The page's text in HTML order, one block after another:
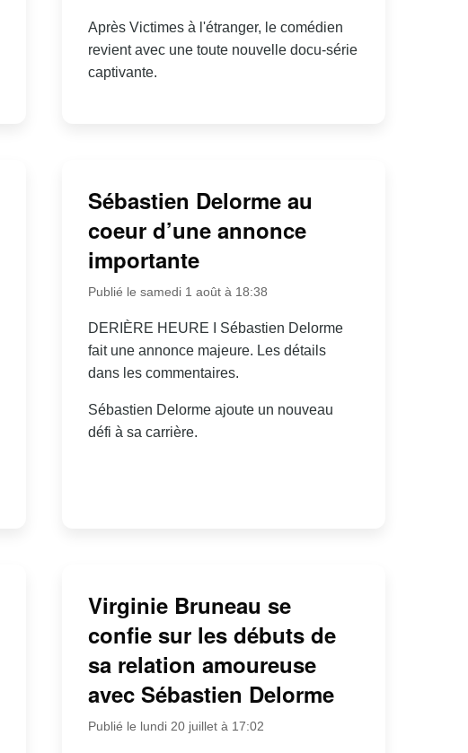
Après Victimes à l'étranger, le comédien
revient avec une toute nouvelle docu-série
captivante.
Sébastien Delorme au
coeur d’une annonce
importante
Publié le samedi 1 août à 18:38
DERIÈRE HEURE I Sébastien Delorme
fait une annonce majeure. Les détails
dans les commentaires.
Sébastien Delorme ajoute un nouveau
défi à sa carrière.
Virginie Bruneau se
confie sur les débuts de
sa relation amoureuse
avec Sébastien Delorme
Publié le lundi 20 juillet à 17:02